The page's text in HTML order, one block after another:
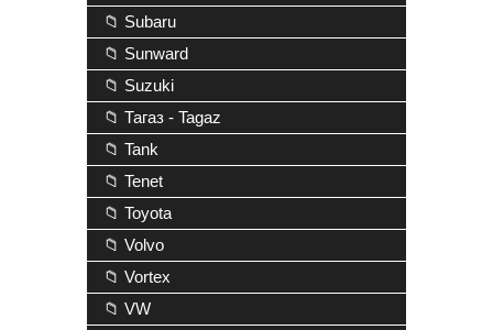
📁 Subaru
📁 Sunward
📁 Suzuki
📁 Тагаз - Tagaz
📁 Tank
📁 Tenet
📁 Toyota
📁 Volvo
📁 Vortex
📁 VW